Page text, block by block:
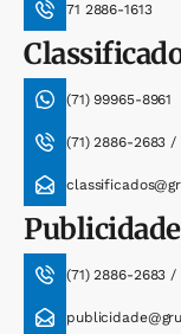
71 2886-1613
(71) 99965-8961
(71) 2886-2683 /
Publicidade
(71) 2886-2683